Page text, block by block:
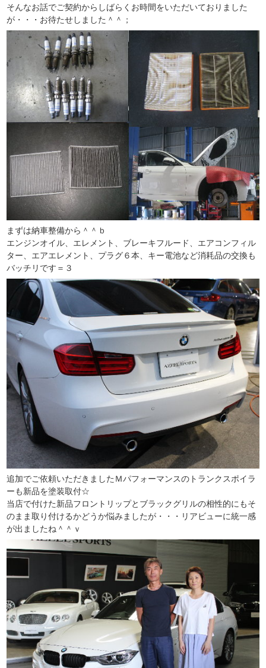
そんなお話でご契約からしばらくお時間をいただいておりました
が・・・お待たせしました＾＾；
まずは納車整備から＾＾ｂ
エンジンオイル、エレメント、ブレーキフルード、エアコンフィル
ター、エアエレメント、プラグ６本、キー電池など消耗品の交換も
バッチリです＝３
追加でご依頼いただきましたＭパフォーマンスのトランクスポイラ
ーも新品を塗装取付☆
当店で付けた新品フロントリップとブラックグリルの相性的にもそ
のまま取り付けるかどうか悩みましたが・・・リアビューに統一感
が出ましたね＾＾ｖ